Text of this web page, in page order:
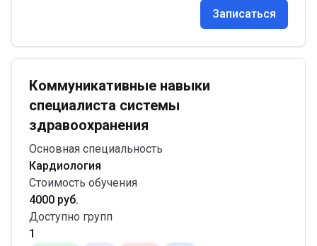
Записаться
Коммуникативные навыки
специалиста системы
здравоохранения
Основная специальность
Кардиология
Стоимость обучения
4000 руб.
Доступно групп
1